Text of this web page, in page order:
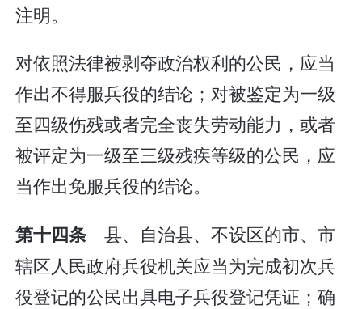
注明。
对依照法律被剥夺政治权利的公民，应当
作出不得服兵役的结论；对被鉴定为一级
至四级伤残或者完全丧失劳动能力，或者
被评定为一级至三级残疾等级的公民，应
当作出免服兵役的结论。
第十四条县、自治县、不设区的市、市
辖区人民政府兵役机关应当为完成初次兵
役登记的公民出具电子兵役登记凭证；确